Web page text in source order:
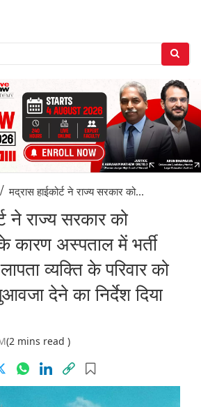
/ मद्रास हाईकोर्ट ने राज्य सरकार को...
ने राज्य सरकार को
अस्पताल में भर्ती
व्यक्ति के परिवार को
देने का निर्देश दिया
(2 mins read )